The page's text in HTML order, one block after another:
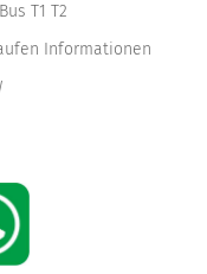
T1 T2
Informationen